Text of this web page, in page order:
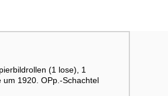
(1 lose), 1
1920. OPp.-Schachtel